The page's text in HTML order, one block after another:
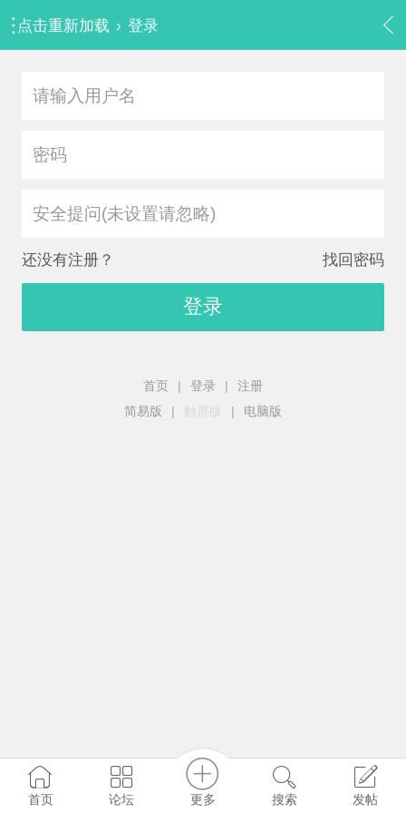
点击重新加载 › 登录
安全提问(未设置请忽略)
还没有注册？ 找回密码
登录
首页 | 登录 |
注册
简易版
| 触屏版 | 电脑版
首页 论坛 更多 搜索 发帖